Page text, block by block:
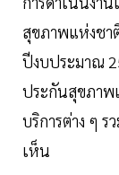
สุขภาพแห่งชา
ปีงบประมาณ
ประกันสุขภาพ
บริการต่าง ๆ
เห็น